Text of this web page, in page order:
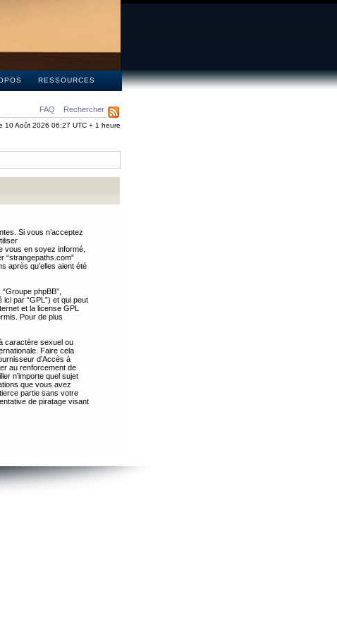
RESSOURCES
FAQ Rechercher
10 Août 2026 06:27 UTC + 1 heure
Si vous n’acceptez
vous en soyez informé,
“strangepaths.com”
après qu’elles aient été
phpBB”,
ici par “GPL”) et qui peut
et la license GPL
Pour de plus
caractère sexuel ou
Faire cela
d’Accès à
au renforcement de
n’importe quel sujet
que vous avez
partie sans votre
de piratage visant